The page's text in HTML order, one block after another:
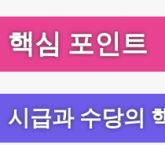
핵심 포인트
시급과 수당의